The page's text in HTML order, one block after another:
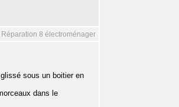
8 électroménager
sous un boitier en
dans le